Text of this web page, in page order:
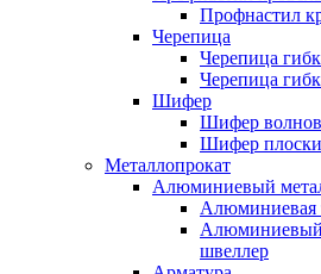
Профнастил
Черепица
Черепица
Черепица
Шифер
Шифер
Шифер
Металлопрокат
Алюминиевый
Алюминиевая
Алюминиевый
швеллер